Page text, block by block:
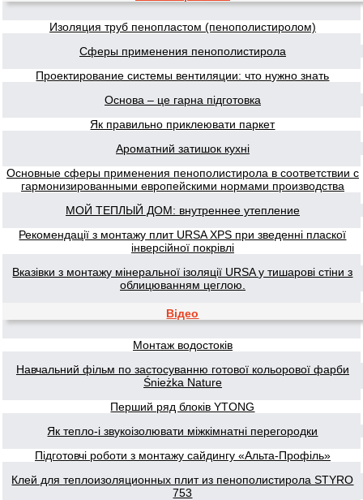
Изоляция труб пенопластом (пенополистиролом)
Сферы применения пенополистирола
Проектирование системы вентиляции: что нужно знать
Основа – це гарна підготовка
Як правильно приклеювати паркет
Ароматний затишок кухні
Основные сферы применения пенополистирола в соответствии с
гармонизированными европейскими нормами производства
МОЙ ТЕПЛЫЙ ДОМ: внутреннее утепление
Рекомендації з монтажу плит URSA XPS при зведенні пласкої
інверсійної покрівлі
Вказівки з монтажу мінеральної ізоляції URSA у тишарові стіни з
облицюванням цеглою.
Відео
Монтаж водостоків
Навчальний фільм по застосуванню готової кольорової фарби
Śnieżka Nature
Перший ряд блоків YTONG
Як тепло-і звукоізолювати міжкімнатні перегородки
Підготовчі роботи з монтажу сайдингу «Альта-Профіль»
Клей для теплоизоляционных плит из пенополистирола STYRO
753